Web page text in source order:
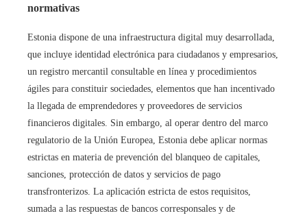
normativas
Estonia dispone de una infraestructura digital muy desarrollada,
que incluye identidad electrónica para ciudadanos y empresarios,
un registro mercantil consultable en línea y procedimientos
ágiles para constituir sociedades, elementos que han incentivado
la llegada de emprendedores y proveedores de servicios
financieros digitales. Sin embargo, al operar dentro del marco
regulatorio de la Unión Europea, Estonia debe aplicar normas
estrictas en materia de prevención del blanqueo de capitales,
sanciones, protección de datos y servicios de pago
transfronterizos. La aplicación estricta de estos requisitos,
sumada a las respuestas de bancos corresponsales y de